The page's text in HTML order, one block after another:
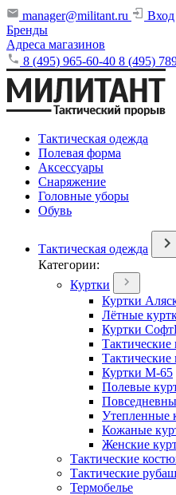
manager@militant.ru
Вход
Бренды
Адреса магазинов
8 (495) 965-60-40 8 (495)
Тактическая одежда
Полевая форма
Аксессуары
Снаряжение
Головные уборы
Обувь
Тактическая одежда
Категории:
Куртки
Куртки
Лётные
Куртки
Тактические
Куртки М-65
Полевые
Утепленные
Кожаные
Женские
Тактические
Тактические
Термобелье